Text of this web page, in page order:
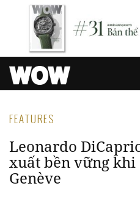
FEATURES
Leonardo
xuất bền vững khi
Genève